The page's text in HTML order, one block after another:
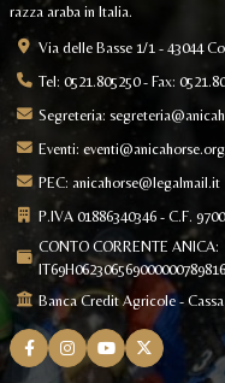
razza araba in Italia.
Via delle Basse 1/1 - 43044
Tel: 0521.805250 - Fax:
Segreteria:
Eventi: eventi@anicahorse.org
PEC: anicahorse@legalmail.it
P.IVA 01886340346 - C.F.
CONTO CORRENTE ANICA:
Banca Credit Agricole -